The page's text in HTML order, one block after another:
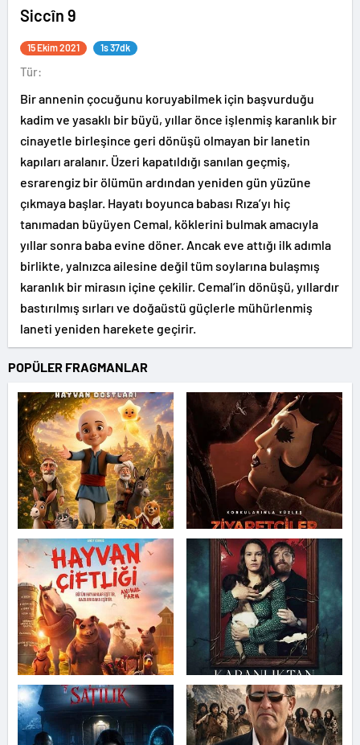
Siccîn 9
15 Ekim 2021 1s 37dk
Tür:
Bir annenin çocuğunu koruyabilmek için başvurduğu
kadim ve yasaklı bir büyü, yıllar önce işlenmiş karanlık bir
cinayetle birleşince geri dönüşü olmayan bir lanetin
kapıları aralanır. Üzeri kapatıldığı sanılan geçmiş,
esrarengiz bir ölümün ardından yeniden gün yüzüne
çıkmaya başlar. Hayatı boyunca babası Rıza’yı hiç
tanımadan büyüyen Cemal, köklerini bulmak amacıyla
yıllar sonra baba evine döner. Ancak eve attığı ilk adımla
birlikte, yalnızca ailesine değil tüm soylarına bulaşmış
karanlık bir mirasın içine çekilir. Cemal’in dönüşü, yıllardır
bastırılmış sırları ve doğaüstü güçlerle mühürlenmiş
laneti yeniden harekete geçirir.
POPÜLER FRAGMANLAR